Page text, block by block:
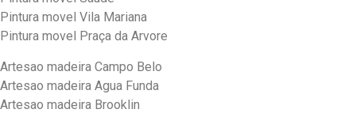
Pintura movel Vila Mariana
Pintura movel Praça da Arvore
Artesao madeira Campo Belo
Artesao madeira Agua Funda
Artesao madeira Brooklin